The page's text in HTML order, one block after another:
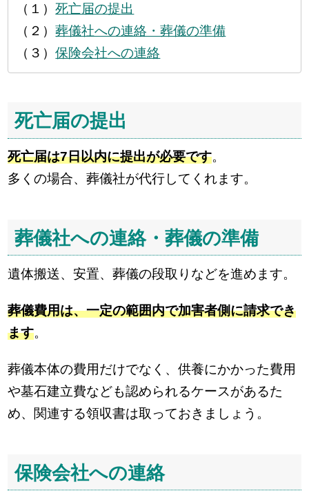
（１）死亡届の提出
（２）葬儀社への連絡・葬儀の準備
（３）保険会社への連絡
死亡届の提出
死亡届は7日以内に提出が必要です。
多くの場合、葬儀社が代行してくれます。
葬儀社への連絡・葬儀の準備
遺体搬送、安置、葬儀の段取りなどを進めます。
葬儀費用は、一定の範囲内で加害者側に請求でき
ます。
葬儀本体の費用だけでなく、供養にかかった費用
や墓石建立費なども認められるケースがあるた
め、関連する領収書は取っておきましょう。
保険会社への連絡